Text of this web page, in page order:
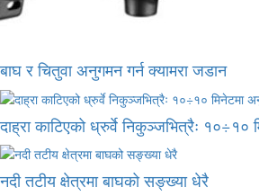
बाघ र चितुवा अनुगमन गर्न क्यामरा जडान
दाह्रा काटिएको ध्रुर्वे निकुञ्जभित्रैः
नदी तटीय क्षेत्रमा बाघको सङ्ख्या धेरै